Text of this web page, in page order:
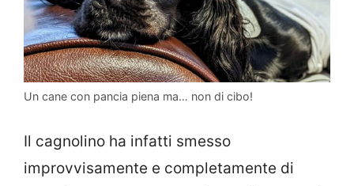
Un cane con pancia piena ma… non di cibo!
Il cagnolino ha infatti smesso
improvvisamente e completamente di